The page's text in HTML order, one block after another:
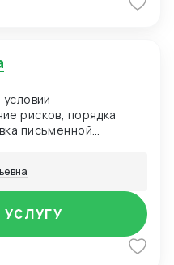
рисков, порядка
письменной
с определением
УСЛУГУ